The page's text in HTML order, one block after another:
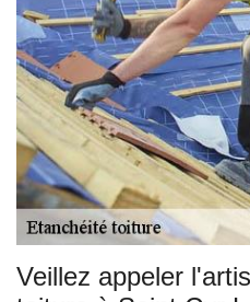
Veillez appeler